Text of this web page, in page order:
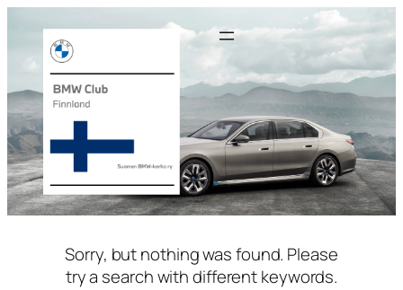
sisältöön
Sorry, but nothing was found. Please
try a search with different keywords.